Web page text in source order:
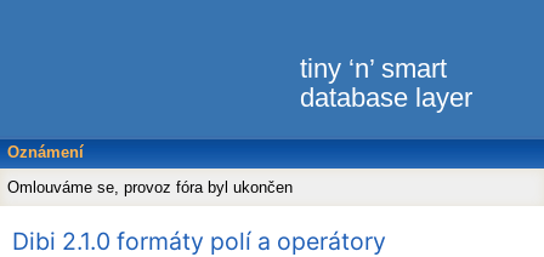
tiny ‘n’ smart
database layer
Oznámení
Omlouváme se, provoz fóra byl ukončen
Dibi 2.1.0 formáty polí a operátory